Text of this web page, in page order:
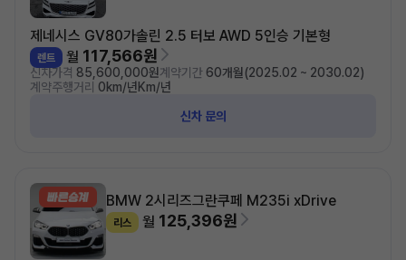
제네시스 GV80가솔린 2.5 터보 AWD 5인승 기본형
렌트 월 117,566원
신차가격 85,600,000원계약기간 60개월(2025.02 ~ 2030.02)
계약주행거리 0km/년Km/년
신차 문의
BMW 2시리즈그란쿠페 M235i xDrive
리스 월 125,396원